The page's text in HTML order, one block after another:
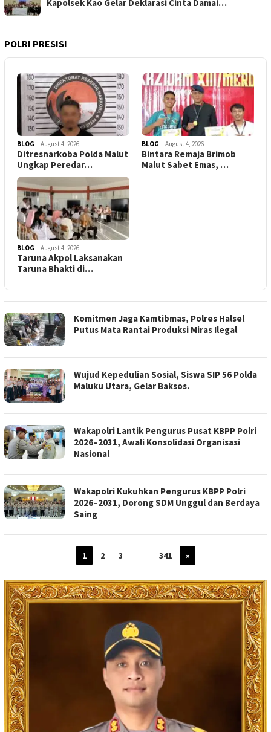
Kapolsek Kao Gelar Deklarasi Cinta Damai…
POLRI PRESISI
BLOG August 4, 2026
Ditresnarkoba Polda Malut
Ungkap Peredar…
BLOG August 4, 2026
Bintara Remaja Brimob
Malut Sabet Emas, …
BLOG August 4, 2026
Taruna Akpol Laksanakan
Taruna Bhakti di…
Komitmen Jaga Kamtibmas, Polres Halsel
Putus Mata Rantai Produksi Miras Ilegal
Wujud Kepedulian Sosial, Siswa SIP 56 Polda
Maluku Utara, Gelar Baksos.
Wakapolri Lantik Pengurus Pusat KBPP Polri
2026–2031, Awali Konsolidasi Organisasi
Nasional
Wakapolri Kukuhkan Pengurus KBPP Polri
2026–2031, Dorong SDM Unggul dan Berdaya
Saing
1 2 3 341 »